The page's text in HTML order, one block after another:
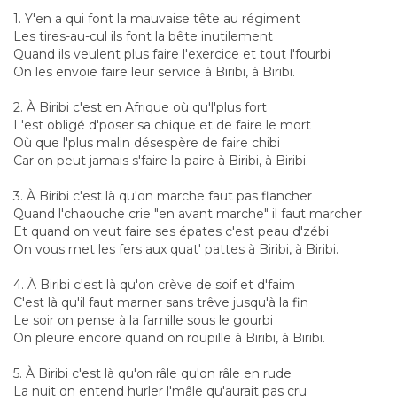
1. Y'en a qui font la mauvaise tête au régiment
Les tires-au-cul ils font la bête inutilement
Quand ils veulent plus faire l'exercice et tout l'fourbi
On les envoie faire leur service à Biribi, à Biribi.
2. À Biribi c'est en Afrique où qu'l'plus fort
L'est obligé d'poser sa chique et de faire le mort
Où que l'plus malin désespère de faire chibi
Car on peut jamais s'faire la paire à Biribi, à Biribi.
3. À Biribi c'est là qu'on marche faut pas flancher
Quand l'chaouche crie "en avant marche" il faut marcher
Et quand on veut faire ses épates c'est peau d'zébi
On vous met les fers aux quat' pattes à Biribi, à Biribi.
4. À Biribi c'est là qu'on crève de soif et d'faim
C'est là qu'il faut marner sans trêve jusqu'à la fin
Le soir on pense à la famille sous le gourbi
On pleure encore quand on roupille à Biribi, à Biribi.
5. À Biribi c'est là qu'on râle qu'on râle en rude
La nuit on entend hurler l'mâle qu'aurait pas cru